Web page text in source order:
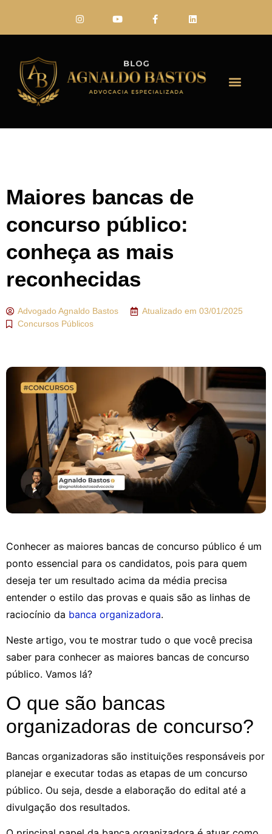
Maiores bancas de
concurso público:
conheça as mais
reconhecidas
AdvogadoAgnaldo Bastos Atualizado em 03/01/2025
Concursos Públicos
Conhecer as maiores bancas de concurso público é um
ponto essencial para os candidatos, pois para quem
deseja ter um resultado acima da média precisa
entender o estilo das provas e quais são as linhas de
raciocínio da banca organizadora.
Neste artigo, vou te mostrar tudo o que você precisa
saber para conhecer as maiores bancas de concurso
público. Vamos lá?
O que são bancas
organizadoras de concurso?
Bancas organizadoras são instituições responsáveis por
planejar e executar todas as etapas de um concurso
público. Ou seja, desde a elaboração do edital até a
divulgação dos resultados.